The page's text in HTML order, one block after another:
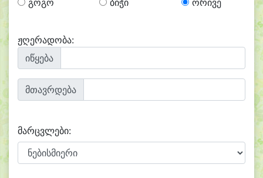
გოგო ბიჭი ორივე
ჟღერადობა:
იწყება
მთავრდება
მარცვლები: